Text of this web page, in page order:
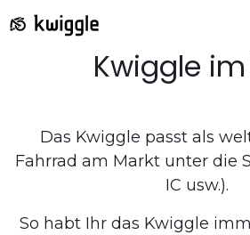
Kwiggle
Das Kwiggle passt als
Fahrrad am Markt unter die
IC usw.).
So habt Ihr das Kwiggle